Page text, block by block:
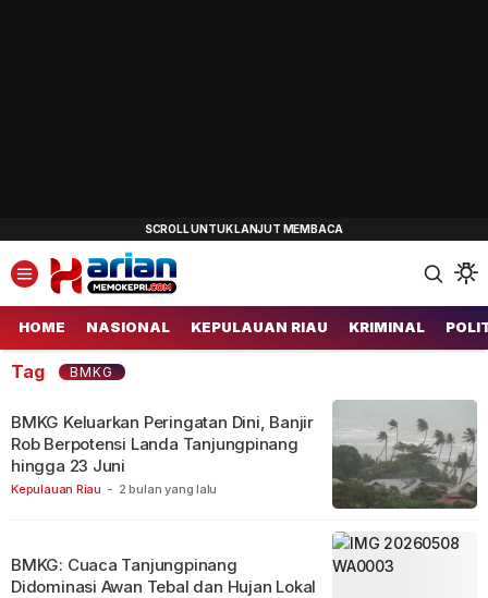
Harianmemokepri.com
Informasi Berita Terkini dan Terbaru Hari Ini
HOME NASIONAL KEPULAUAN RIAU KRIMINAL
Tag BMKG
Kepulauan Riau - 2 bulan yang lalu
BMKG Keluarkan Peringatan Dini, Banjir
Rob Berpotensi Landa Tanjungpinang
hingga 23 Juni
BMKG: Cuaca Tanjungpinang
Didominasi Awan Tebal dan Hujan Lokal